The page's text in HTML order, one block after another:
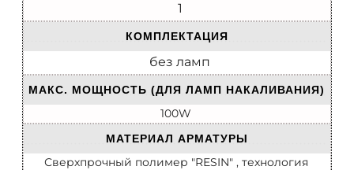
1
КОМПЛЕКТАЦИЯ
без ламп
МАКС. МОЩНОСТЬ (ДЛЯ ЛАМП НАКАЛИВАНИЯ)
100W
МАТЕРИАЛ АРМАТУРЫ
Сверхпрочный полимер "RESIN" , технология